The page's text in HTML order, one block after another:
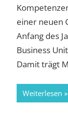
einer neuen
Anfang des
Business
Damit trägt
Weiterlesen